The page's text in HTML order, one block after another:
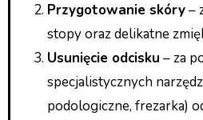
Przygotowanie skóry–
stopy oraz delikatne
Usunięcie odcisku – za
specjalistycznych
podologiczne, frezarka)